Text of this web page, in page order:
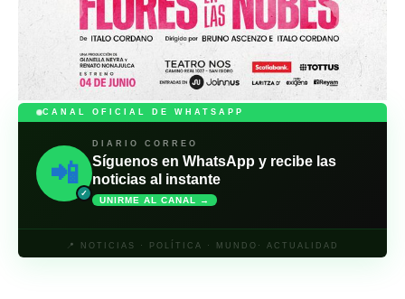
CANAL OFICIAL DE WHATSAPP
📲
✓
DIARIO CORREO
Síguenos en WhatsApp y recibe las
noticias al instante
UNIRME AL CANAL →
📍 NOTICIAS · POLÍTICA · MUNDO· ACTUALIDAD